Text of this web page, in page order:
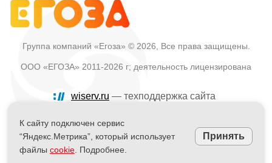
Группа компаний «Егоза» © 2026, Все права защищены.
ООО «ЕГОЗА» 2011-2026 г; деятельность лицензирована
wiserv.ru — техподдержка сайта
Политика в отношении обработки персональных данных
Информация на сайте не является публичной офертой
К сайту подключен сервис
“Яндекс.Метрика”, который использует
файлы cookie . Подробнее.
Принять